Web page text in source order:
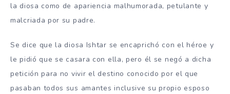
la diosa como de apariencia malhumorada, petulante y
malcriada por su padre.
Se dice que la diosa Ishtar se encaprichó con el héroe y
le pidió que se casara con ella, pero él se negó a dicha
petición para no vivir el destino conocido por el que
pasaban todos sus amantes inclusive su propio esposo